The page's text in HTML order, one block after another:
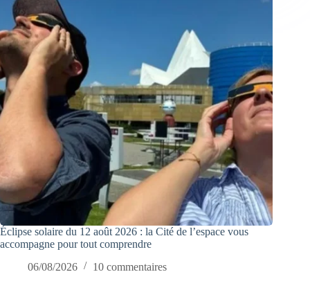
Éclipse solaire du 12 août 2026 : la Cité de l’espace vous
accompagne pour tout comprendre
06/08/2026
10 commentaires